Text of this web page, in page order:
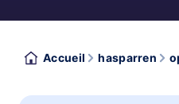
Accueil hasparren